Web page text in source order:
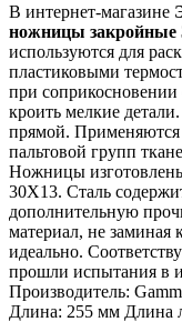
В интернет-магазине
ножницы закройные
используются для
пластиковыми
при соприкосновении
кроить мелкие
прямой. Применяются
пальтовой групп
Ножницы
30Х13. Сталь
дополнительную
материал, не заминая
идеально.
прошли испытания в
Производитель:
Длина: 255 мм Длина